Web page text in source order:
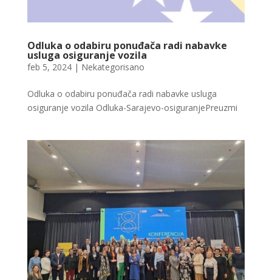
Odluka o odabiru ponuđača radi nabavke
usluga osiguranje vozila
feb 5, 2024| Nekategorisano
Odluka o odabiru ponuđača radi nabavke usluga
osiguranje vozila Odluka-Sarajevo-osiguranjePreuzmi